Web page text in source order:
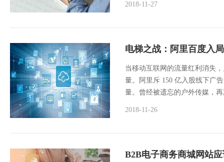
2018-11-27
电梯之战：阿里百度入
当移动互联网的流量红利消失
量。阿里斥 150 亿入股线下广
量。曾经被遗忘的户外传媒，
2018-11-26
B2B电子商务商城网站